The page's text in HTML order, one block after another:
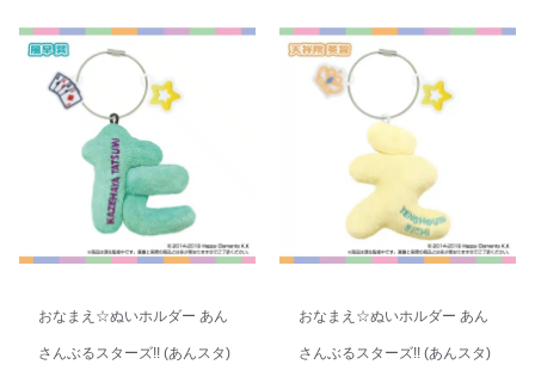
おなまえ☆ぬいホルダー あん
さんぶるスターズ!! (あんスタ)
おなまえ☆ぬいホルダー あん
さんぶるスターズ!! (あんスタ)